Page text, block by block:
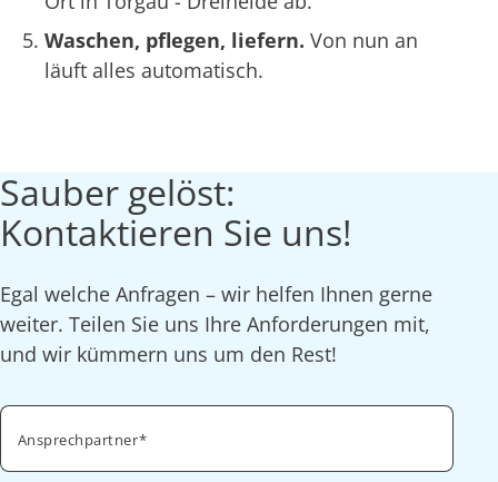
Waschen, pflegen, liefern. Von nun an
läuft alles automatisch.
Sauber gelöst:
Kontaktieren Sie uns!
Egal welche Anfragen – wir helfen Ihnen gerne
weiter. Teilen Sie uns Ihre Anforderungen mit,
und wir kümmern uns um den Rest!
Ansprechpartner